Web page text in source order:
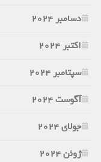
دسامبر 2024
اکتبر 2024
سپتامبر 2024
آگوست 2024
جولای 2024
ژوئن 2024